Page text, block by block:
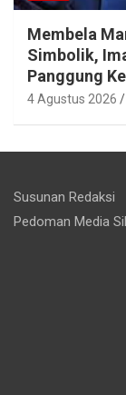
Membela
Simbolik,
Panggung
4 Agustus 2026
Susunan Redaksi
Pedoman Media